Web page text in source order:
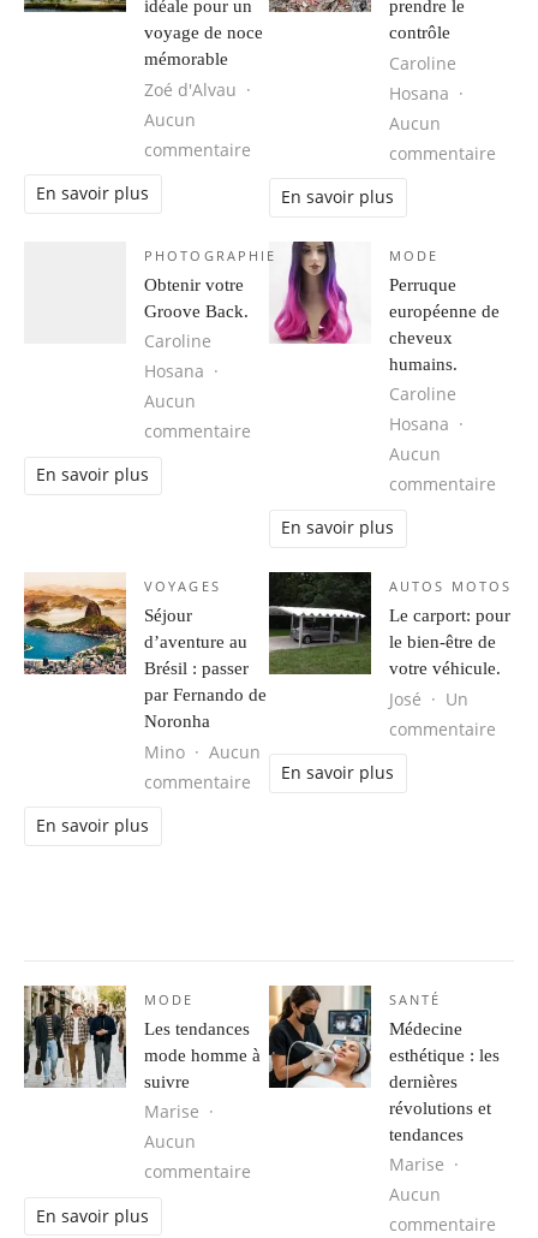
idéale pour un
voyage de noce
mémorable
Zoé d'Alvau
Aucun
commentaire sur Cuba, une destination idéale
En savoir plus
prendre le
contrôle
Caroline
Hosana
Aucun
commentaire
En savoir plus
PHOTOGRAPHIE
Obtenir votre
Groove Back.
Caroline
Hosana
Aucun
commentaire sur Obtenir votre Groove Back.
En savoir plus
MODE
Perruque
européenne de
cheveux
humains.
Caroline
Hosana
Aucun
commentaire
En savoir plus
VOYAGES
Séjour
d’aventure au
Brésil : passer
par Fernando de
Noronha
Mino
Aucun
commentaire sur Séjour d’aventure au Brésil :
En savoir plus
AUTOS MOTOS
Le carport: pour
le bien-être de
votre véhicule.
José
Un
commentaire
En savoir plus
MODE
Les tendances
mode homme à
suivre
Marise
Aucun
commentaire sur Les tendances mode homme à
En savoir plus
SANTÉ
Médecine
esthétique : les
dernières
révolutions et
tendances
Marise
Aucun
commentaire